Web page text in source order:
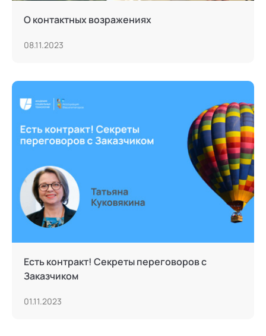
О контактных возражениях
08.11.2023
Есть контракт! Секреты переговоров с
Заказчиком
01.11.2023